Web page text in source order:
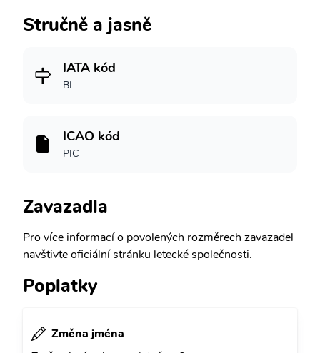
Stručně a jasně
IATA kód
BL
ICAO kód
PIC
Zavazadla
Pro více informací o povolených rozměrech zavazadel
navštivte oficiální stránku letecké společnosti.
Poplatky
Změna jména